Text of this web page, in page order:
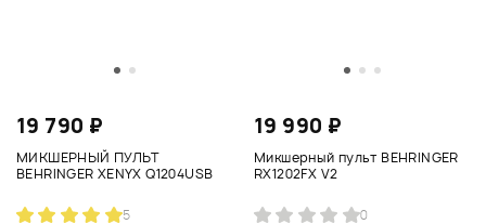
19 790 ₽
МИКШЕРНЫЙ ПУЛЬТ
BEHRINGER XENYX Q1204USB
5
19 990 ₽
Микшерный пульт BEHRINGER
RX1202FX V2
0